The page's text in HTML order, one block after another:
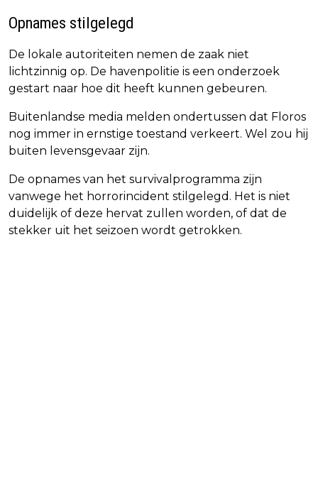
Opnames stilgelegd
De lokale autoriteiten nemen de zaak niet
lichtzinnig op. De havenpolitie is een onderzoek
gestart naar hoe dit heeft kunnen gebeuren.
Buitenlandse media melden ondertussen dat Floros
nog immer in ernstige toestand verkeert. Wel zou hij
buiten levensgevaar zijn.
De opnames van het survivalprogramma zijn
vanwege het horrorincident stilgelegd. Het is niet
duidelijk of deze hervat zullen worden, of dat de
stekker uit het seizoen wordt getrokken.